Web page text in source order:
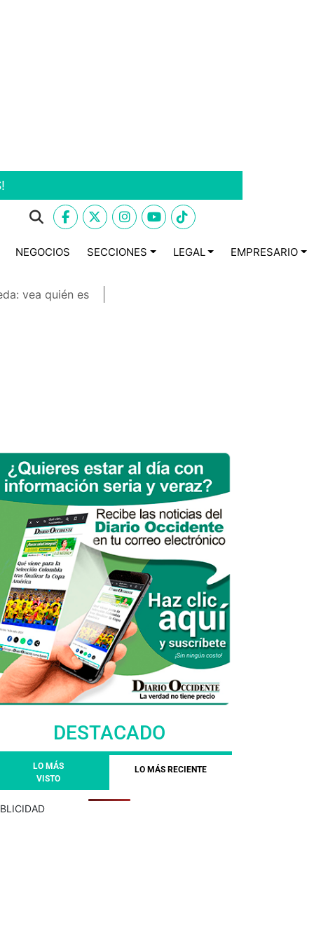
NEGOCIOS SECCIONES LEGAL EMPRESARIO
vea quién es
DESTACADO
LO MÁS
VISTO
LO MÁS RECIENTE